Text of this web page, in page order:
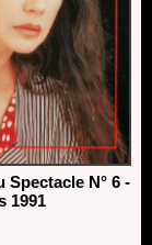
Spectacle N° 6 -
1991